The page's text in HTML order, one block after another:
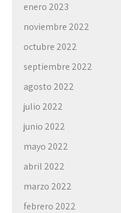
enero 2023
noviembre 2022
octubre 2022
septiembre 2022
agosto 2022
julio 2022
junio 2022
mayo 2022
abril 2022
marzo 2022
febrero 2022